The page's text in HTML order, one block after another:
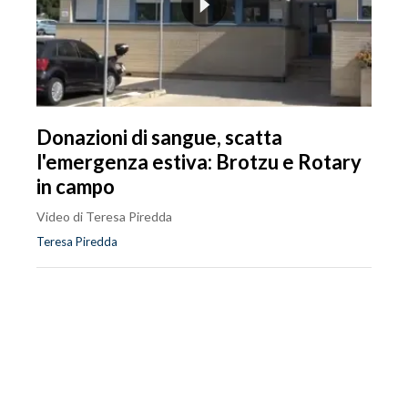
Donazioni di sangue, scatta
l'emergenza estiva: Brotzu e Rotary
in campo
Video di Teresa Piredda
Teresa Piredda